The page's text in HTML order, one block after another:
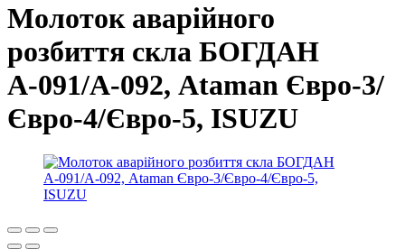
Молоток аварійного
розбиття скла БОГДАН
А-091/А-092, Ataman Євро-3/
Євро-4/Євро-5, ISUZU